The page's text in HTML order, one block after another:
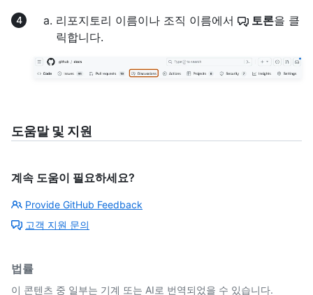
리포지토리 이름이나 조직 이름에서
토론을 클
릭합니다.
도움말 및 지원
계속 도움이 필요하세요?
Provide GitHub Feedback
고객 지원 문의
법률
이 콘텐츠 중 일부는 기계 또는 AI로 번역되었을 수 있습니다.